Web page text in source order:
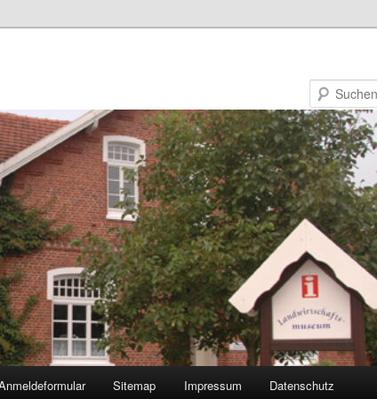
Sitemap Impressum Datenschutz